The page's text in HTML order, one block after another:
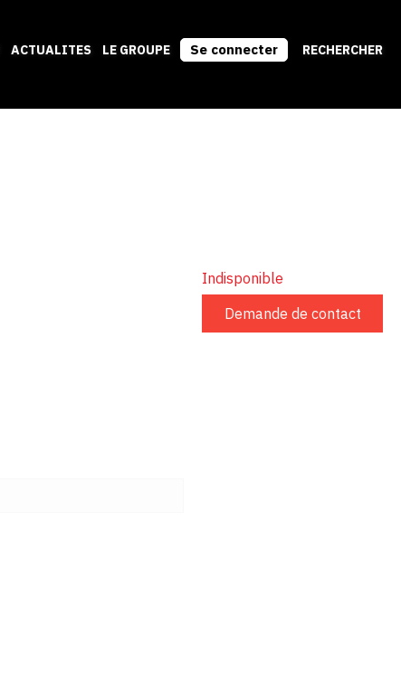
ACTUALITES LE GROUPE Se connecter RECHERCHER
Indisponible
Demande de contact